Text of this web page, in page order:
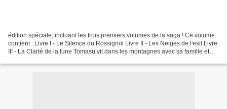
édition spéciale, incluant les trois premiers volumes de la saga ! Ce volume
contient : Livre I - Le Silence du Rossignol Livre II - Les Neiges de l'exil Livre
III - La Clarté de la lune Tomasu vit dans les montagnes avec sa famille et